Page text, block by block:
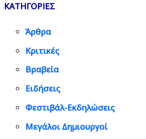
ΚΑΤΗΓΟΡΙΕΣ
Άρθρα
Κριτικές
Βραβεία
Ειδήσεις
Φεστιβάλ-Εκδηλώσεις
Μεγάλοι Δημιουργοί